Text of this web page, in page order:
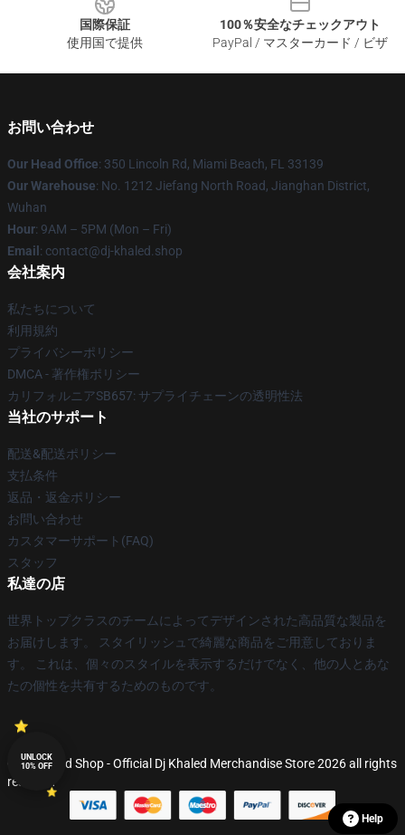
国際保証
使用国で提供
100％安全なチェックアウト
PayPal / マスターカード / ビザ
お問い合わせ
Our Head Office: 350 Lincoln Rd, Miami Beach, FL 33139
Our Warehouse: No. 1212 Jiefang North Road, Jianghan District,
Wuhan
Hour: 9AM – 5PM (Mon – Fri)
Email : contact@dj-khaled.shop
会社案内
私たちについて
利用規約
プライバシーポリシー
DMCA - 著作権ポリシー
カリフォルニアSB657: サプライチェーンの透明性法
当社のサポート
配送&配送ポリシー
支払条件
返品・返金ポリシー
お問い合わせ
カスタマーサポート(FAQ)
スタッフ
私達の店
世界トップクラスのチームによってデザインされた高品質な製品を
お届けします。 スタイリッシュで綺麗な商品をご用意しておりま
す。 これは、個々のスタイルを表示するだけでなく、他の人とあな
たの個性を共有するためのものです。
© Dj Khaled Shop - Official Dj Khaled Merchandise Store 2026 all rights
reserved
Help
UNLOCK
10% OFF